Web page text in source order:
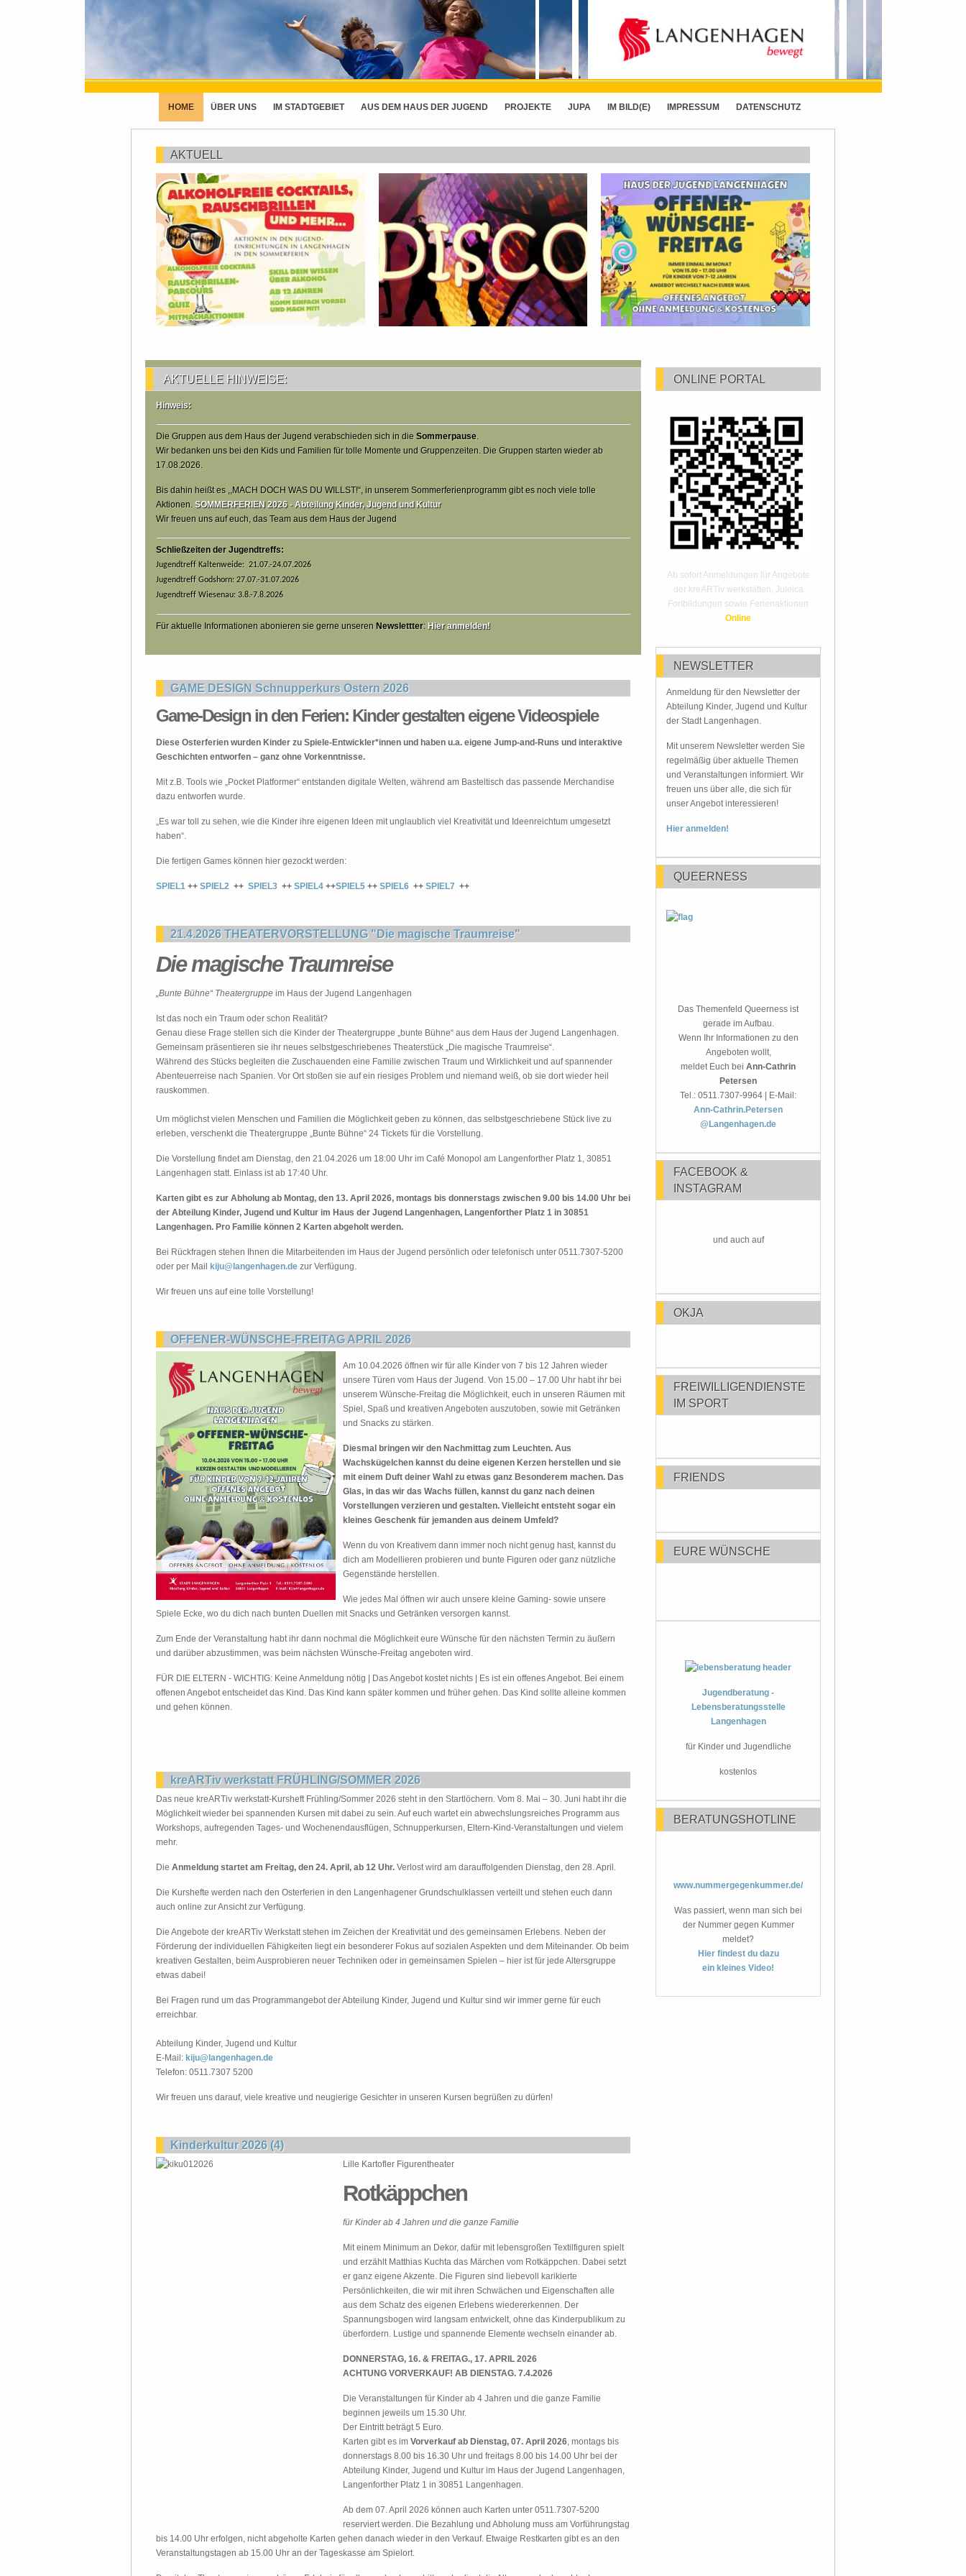
HOME ÜBER UNS IM STADTGEBIET AUS DEM HAUS DER JUGEND PROJEKTE JUPA IM BILD(E) IMPRESSUM DATENSCHUTZ
AKTUELL
AKTUELLE HINWEISE:
Hinweis:
Die Gruppen aus dem Haus der Jugend verabschieden sich in die Sommerpause.
Wir bedanken uns bei den Kids und Familien für tolle Momente und Gruppenzeiten. Die Gruppen starten wieder ab
17.08.2026.
Bis dahin heißt es ,,MACH DOCH WAS DU WILLST!“, in unserem Sommerferienprogramm gibt es noch viele tolle
Aktionen. SOMMERFERIEN 2026 - Abteilung Kinder, Jugend und Kultur
Wir freuen uns auf euch, das Team aus dem Haus der Jugend
Schließzeiten der Jugendtreffs:
Jugendtreff Kaltenweide: 21.07.-24.07.2026
Jugendtreff Godshorn: 27.07.-31.07.2026
Jugendtreff Wiesenau: 3.8.-7.8.2026
Für aktuelle Informationen abonieren sie gerne unseren Newslettter: Hier anmelden!
GAME DESIGN Schnupperkurs Ostern 2026
Game-Design in den Ferien: Kinder gestalten eigene Videospiele
Diese Osterferien wurden Kinder zu Spiele-Entwickler*innen und haben u.a. eigene Jump-and-Runs und interaktive
Geschichten entworfen – ganz ohne Vorkenntnisse.
Mit z.B. Tools wie „Pocket Platformer“ entstanden digitale Welten, während am Basteltisch das passende Merchandise
dazu entworfen wurde.
„Es war toll zu sehen, wie die Kinder ihre eigenen Ideen mit unglaublich viel Kreativität und Ideenreichtum umgesetzt
haben“.
Die fertigen Games können hier gezockt werden:
SPIEL1 ++ SPIEL2 ++ SPIEL3 ++ SPIEL4 ++SPIEL5 ++ SPIEL6 ++ SPIEL7 ++
21.4.2026 THEATERVORSTELLUNG "Die magische Traumreise"
Die magische Traumreise
„Bunte Bühne“ Theatergruppe im Haus der Jugend Langenhagen
Ist das noch ein Traum oder schon Realität?
Genau diese Frage stellen sich die Kinder der Theatergruppe „bunte Bühne“ aus dem Haus der Jugend Langenhagen.
Gemeinsam präsentieren sie ihr neues selbstgeschriebenes Theaterstück „Die magische Traumreise“.
Während des Stücks begleiten die Zuschauenden eine Familie zwischen Traum und Wirklichkeit und auf spannender
Abenteuerreise nach Spanien. Vor Ort stoßen sie auf ein riesiges Problem und niemand weiß, ob sie dort wieder heil
rauskommen.
Um möglichst vielen Menschen und Familien die Möglichkeit geben zu können, das selbstgeschriebene Stück live zu
erleben, verschenkt die Theatergruppe „Bunte Bühne“ 24 Tickets für die Vorstellung.
Die Vorstellung findet am Dienstag, den 21.04.2026 um 18:00 Uhr im Café Monopol am Langenforther Platz 1, 30851
Langenhagen statt. Einlass ist ab 17:40 Uhr.
Karten gibt es zur Abholung ab Montag, den 13. April 2026, montags bis donnerstags zwischen 9.00 bis 14.00 Uhr bei
der Abteilung Kinder, Jugend und Kultur im Haus der Jugend Langenhagen, Langenforther Platz 1 in 30851
Langenhagen. Pro Familie können 2 Karten abgeholt werden.
Bei Rückfragen stehen Ihnen die Mitarbeitenden im Haus der Jugend persönlich oder telefonisch unter 0511.7307-5200
oder per Mail
kiju@langenhagen.de zur Verfügung.
Wir freuen uns auf eine tolle Vorstellung!
OFFENER-WÜNSCHE-FREITAG APRIL 2026
Am 10.04.2026 öffnen wir für alle Kinder von 7 bis 12 Jahren wieder
unsere Türen vom Haus der Jugend. Von 15.00 – 17.00 Uhr habt ihr bei
unserem Wünsche-Freitag die Möglichkeit, euch in unseren Räumen mit
Spiel, Spaß und kreativen Angeboten auszutoben, sowie mit Getränken
und Snacks zu stärken.
Diesmal bringen wir den Nachmittag zum Leuchten. Aus
Wachskügelchen kannst du deine eigenen Kerzen herstellen und sie
mit einem Duft deiner Wahl zu etwas ganz Besonderem machen. Das
Glas, in das wir das Wachs füllen, kannst du ganz nach deinen
Vorstellungen verzieren und gestalten. Vielleicht entsteht sogar ein
kleines Geschenk für jemanden aus deinem Umfeld?
Wenn du von Kreativem dann immer noch nicht genug hast, kannst du
dich am Modellieren probieren und bunte Figuren oder ganz nützliche
Gegenstände herstellen.
Wie jedes Mal öffnen wir auch unsere kleine Gaming- sowie unsere
Spiele Ecke, wo du dich nach bunten Duellen mit Snacks und Getränken versorgen kannst.
Zum Ende der Veranstaltung habt ihr dann nochmal die Möglichkeit eure Wünsche für den nächsten Termin zu äußern
und darüber abzustimmen, was beim nächsten Wünsche-Freitag angeboten wird.
FÜR DIE ELTERN - WICHTIG: Keine Anmeldung nötig | Das Angebot kostet nichts | Es ist ein offenes Angebot. Bei einem
offenen Angebot entscheidet das Kind. Das Kind kann später kommen und früher gehen. Das Kind sollte alleine kommen
und gehen können.
kreARTiv werkstatt FRÜHLING/SOMMER 2026
Das neue kreARTiv werkstatt-Kursheft Frühling/Sommer 2026 steht in den Startlöchern. Vom 8. Mai – 30. Juni habt ihr die
Möglichkeit wieder bei spannenden Kursen mit dabei zu sein. Auf euch wartet ein abwechslungsreiches Programm aus
Workshops, aufregenden Tages- und Wochenendausflügen, Schnupperkursen, Eltern-Kind-Veranstaltungen und vielem
mehr.
Die Anmeldung startet am Freitag, den 24. April, ab 12 Uhr. Verlost wird am darauffolgenden Dienstag, den 28. April.
Die Kurshefte werden nach den Osterferien in den Langenhagener Grundschulklassen verteilt und stehen euch dann
auch online zur Ansicht zur Verfügung.
Die Angebote der kreARTiv Werkstatt stehen im Zeichen der Kreativität und des gemeinsamen Erlebens. Neben der
Förderung der individuellen Fähigkeiten liegt ein besonderer Fokus auf sozialen Aspekten und dem Miteinander. Ob beim
kreativen Gestalten, beim Ausprobieren neuer Techniken oder in gemeinsamen Spielen – hier ist für jede Altersgruppe
etwas dabei!
Bei Fragen rund um das Programmangebot der Abteilung Kinder, Jugend und Kultur sind wir immer gerne für euch
erreichbar.
Abteilung Kinder, Jugend und Kultur
E-Mail: kiju@langenhagen.de
Telefon: 0511.7307 5200
Wir freuen uns darauf, viele kreative und neugierige Gesichter in unseren Kursen begrüßen zu dürfen!
Kinderkultur 2026 (4)
Lille Kartofler Figurentheater
Rotkäppchen
für Kinder ab 4 Jahren und die ganze Familie
Mit einem Minimum an Dekor, dafür mit lebensgroßen Textilfiguren spielt
und erzählt Matthias Kuchta das Märchen vom Rotkäppchen. Dabei setzt
er ganz eigene Akzente. Die Figuren sind liebevoll karikierte
Persönlichkeiten, die wir mit ihren Schwächen und Eigenschaften alle
aus dem Schatz des eigenen Erlebens wiedererkennen. Der
Spannungsbogen wird langsam entwickelt, ohne das Kinderpublikum zu
überfordern. Lustige und spannende Elemente wechseln einander ab.
DONNERSTAG, 16. & FREITAG., 17. APRIL 2026
ACHTUNG VORVERKAUF! AB DIENSTAG. 7.4.2026
Die Veranstaltungen für Kinder ab 4 Jahren und die ganze Familie
beginnen jeweils um 15.30 Uhr.
Der Eintritt beträgt 5 Euro.
Karten gibt es im Vorverkauf ab Dienstag, 07. April 2026, montags bis
donnerstags 8.00 bis 16.30 Uhr und freitags 8.00 bis 14.00 Uhr bei der
Abteilung Kinder, Jugend und Kultur im Haus der Jugend Langenhagen,
Langenforther Platz 1 in 30851 Langenhagen.
Ab dem 07. April 2026 können auch Karten unter 0511.7307-5200
reserviert werden. Die Bezahlung und Abholung muss am Vorführungstag
bis 14.00 Uhr erfolgen, nicht abgeholte Karten gehen danach wieder in den Verkauf. Etwaige Restkarten gibt es an den
Veranstaltungstagen ab 15.00 Uhr an der Tageskasse am Spielort.
ONLINE PORTAL
Ab sofort Anmeldungen für Angebote
der kreARTiv werkstätten, Juleica
Fortbildungen sowie Ferienaktionen
Online
NEWSLETTER
Anmeldung für den Newsletter der
Abteilung Kinder, Jugend und Kultur
der Stadt Langenhagen.
Mit unserem Newsletter werden Sie
regelmäßig über aktuelle Themen
und Veranstaltungen informiert. Wir
freuen uns über alle, die sich für
unser Angebot interessieren!
Hier anmelden!
QUEERNESS
Das Themenfeld Queerness ist
gerade im Aufbau.
Wenn Ihr Informationen zu den
Angeboten wollt,
meldet Euch bei Ann-Cathrin
Petersen
Tel.: 0511.7307-9964 | E-Mail:
Ann-Cathrin.Petersen
@Langenhagen.de
FACEBOOK &
INSTAGRAM
und auch auf
OKJA
FREIWILLIGENDIENSTE
IM SPORT
FRIENDS
EURE WÜNSCHE
Jugendberatung -
Lebensberatungsstelle
Langenhagen
für Kinder und Jugendliche
kostenlos
BERATUNGSHOTLINE
www.nummergegenkummer.de/
Was passiert, wenn man sich bei
der Nummer gegen Kummer
meldet?
Hier findest du dazu
ein kleines Video!